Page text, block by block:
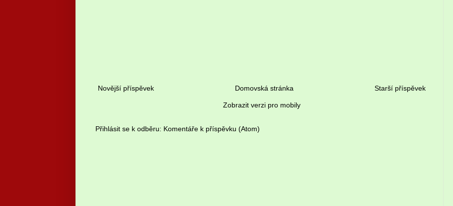
Novější příspěvek Starší příspěvek
Domovská stránka
Zobrazit verzi pro mobily
Přihlásit se k odběru: Komentáře k příspěvku (Atom)